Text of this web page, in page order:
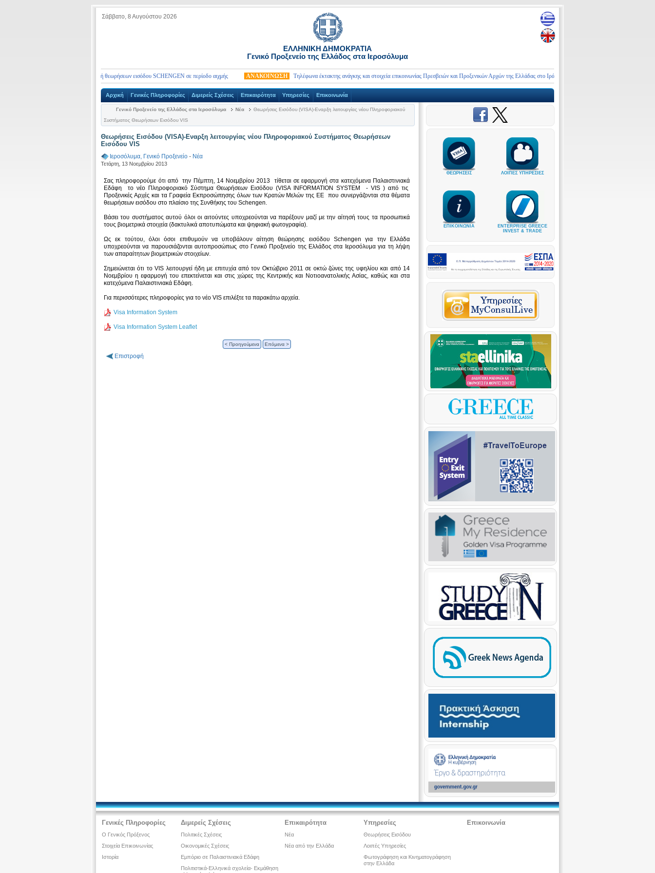
Σάββατο, 8 Αυγούστου 2026
ΕΛΛΗΝΙΚΗ ΔΗΜΟΚΡΑΤΙΑ
Γενικό Προξενείο της Ελλάδος στα Ιεροσόλυμα
Ορισμός ραντεβού για την υποβολή θεωρήσεων εισόδου SCHENGEN σε περίοδο αιχμής ΑΝΑΚΟΙΝΩΣΗ Τηλέφωνα έκτακτης ανάγκης και στοιχεία επικοινωνίας Πρεσβειών και Προξενικών Αρχών της Ελλάδας στο Ιράν και τη Μέση Ανατολή
Αρχική Γενικές Πληροφορίες Διμερείς Σχέσεις Επικαιρότητα Υπηρεσίες Επικοινωνία
Γενικό Προξενείο της Ελλάδος στα Ιεροσόλυμα Νέα
Θεωρήσεις Εισόδου (VISA)-Εναρξη λειτουργίας νέου Πληροφοριακού
Συστήματος Θεωρήσεων Εισόδου VIS
Θεωρήσεις Εισόδου (VISA)-Εναρξη λειτουργίας νέου Πληροφοριακού Συστήματος Θεωρήσεων
Εισόδου VIS
Ιεροσόλυμα, Γενικό Προξενείο - Νέα
Τετάρτη, 13 Νοεμβρίου 2013
Σας πληροφορούμε ότι από την Πέμπτη, 14 Νοεμβρίου 2013 τίθεται σε εφαρμογή στα κατεχόμενα Παλαιστινιακά
Εδάφη το νέο Πληροφοριακό Σύστημα Θεωρήσεων Εισόδου (VISA INFORMATION SYSTEM - VIS ) από τις
Προξενικές Αρχές και τα Γραφεία Εκπροσώπησης όλων των Κρατών Μελών της ΕΕ που συνεργάζονται στα θέματα
θεωρήσεων εισόδου στο πλαίσιο της Συνθήκης του Schengen.
Βάσει του συστήματος αυτού όλοι οι αιτούντες υποχρεούνται να παρέξουν μαζί με την αίτησή τους τα προσωπικά
τους βιομετρικά στοιχεία (δακτυλικά αποτυπώματα και ψηφιακή φωτογραφία).
Ως εκ τούτου, όλοι όσοι επιθυμούν να υποβάλουν αίτηση θεώρησης εισόδου Schengen για την Ελλάδα
υποχρεούνται να παρουσιάζονται αυτοπροσώπως στο Γενικό Προξενείο της Ελλάδος στα Ιεροσόλυμα για τη λήψη
των απαραίτητων βιομετρικών στοιχείων.
Σημειώνεται ότι το VIS λειτουργεί ήδη με επιτυχία από τον Οκτώβριο 2011 σε οκτώ ζώνες της υφηλίου και από 14
Νοεμβρίου η εφαρμογή του επεκτείνεται και στις χώρες της Κεντρικής και Νοτιοανατολικής Ασίας, καθώς και στα
κατεχόμενα Παλαιστινιακά Εδάφη.
Για περισσότερες πληροφορίες για το νέο VIS επιλέξτε τα παρακάτω αρχεία.
Visa Information System
Visa Information System Leaflet
< Προηγούμενα Επόμενα >
Επιστροφή
ΘΕΩΡΗΣΕΙΣ ΛΟΙΠΕΣ ΥΠΗΡΕΣΙΕΣ
ΕΠΙΚΟΙΝΩΝΙΑ
ENTERPRISE GREECE
INVEST & TRADE
Γενικές Πληροφορίες
Ο Γενικός Πρόξενος
Στοιχεία Επικοινωνίας
Ιστορία
Διμερείς Σχέσεις
Πολιτικές Σχέσεις
Οικονομικές Σχέσεις
Εμπόριο σε Παλαιστινιακά Εδάφη
Πολιτιστικά-Ελληνικά σχολεία- Εκμάθηση
Επικαιρότητα
Νέα
Νέα από την Ελλάδα
Υπηρεσίες
Θεωρήσεις Εισόδου
Λοιπές Υπηρεσίες
Φωτογράφηση και Κινηματογράφηση
στην Ελλάδα
Επικοινωνία